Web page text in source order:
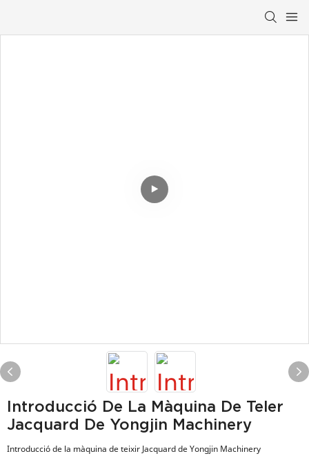
Introducció De La Màquina De Teler
Jacquard De Yongjin Machinery
Introducció de la màquina de teixir Jacquard de Yongjin Machinery